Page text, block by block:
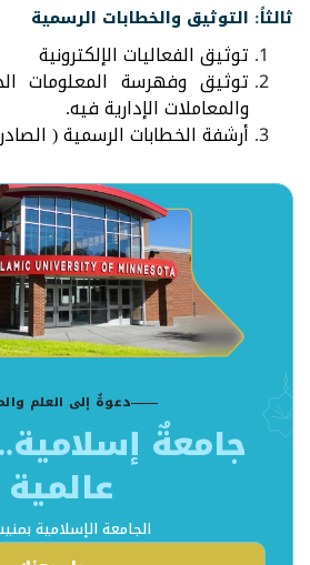
ثالثاً: التوثيق والخطابات الرسمية
توثيق الفعاليات الإلكترونية
توثيق وفهرسة المعلومات
والمعاملات الإدارية فيه.
أرشفة الخطابات الرسمية (
دعوةٌ إلى العلم
جامعةٌ
عالمية
الجامعة الإسلامية